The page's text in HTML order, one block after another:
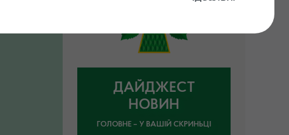
ДАЙДЖЕСТ
НОВИН
ГОЛОВНЕ – У ВАШІЙ СКРИНЬЦІ